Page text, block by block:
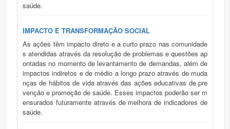
saúde.
IMPACTO E TRANSFORMAÇÃO SOCIAL
As ações têm impacto direto e a curto prazo nas comunidade
s atendidas através da resolução de problemas e questões ap
ontadas no momento de levantamento de demandas, além de
impactos indiretos e de médio a longo prazo através de muda
nças de hábitos de vida através das ações educativas de pre
venção e promoção de saúde. Esses impactos poderão ser m
ensurados futuramente através de melhora de indicadores de
saúde.